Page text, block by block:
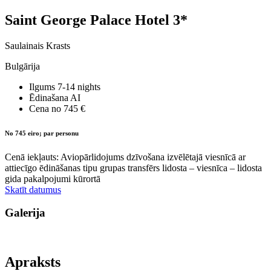
Saint George Palace Hotel 3*
Saulainais Krasts
Bulgārija
Ilgums 7-14 nights
Ēdinašana AI
Cena no 745 €
No 745 eiro; par personu
Cenā iekļauts: Aviopārlidojums dzīvošana izvēlētajā viesnīcā ar
attiecīgo ēdināšanas tipu grupas transfērs lidosta – viesnīca – lidosta
gida pakalpojumi kūrortā
Skatīt datumus
Galerija
Apraksts